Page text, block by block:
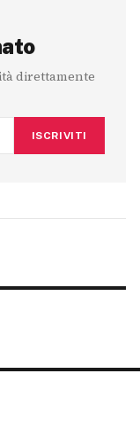
direttamente
ISCRIVITI